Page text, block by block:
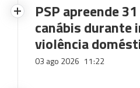
PSP apreende
canábis durante
violência
03 ago 2026 11:22